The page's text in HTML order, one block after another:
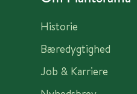
Historie
Bæredygtighed
Job & Karriere